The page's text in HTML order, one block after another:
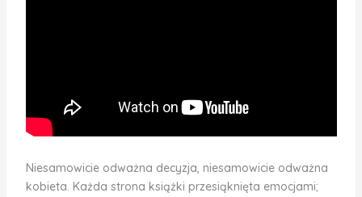
Niesamowicie odważna decyzja, niesamowicie odważna
kobieta. Każda strona książki przesiąknięta emocjami;